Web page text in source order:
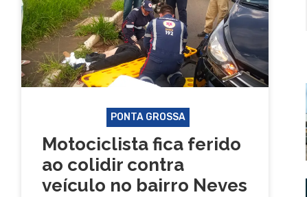
PONTA GROSSA
Motociclista fica ferido
ao colidir contra
veículo no bairro Neves